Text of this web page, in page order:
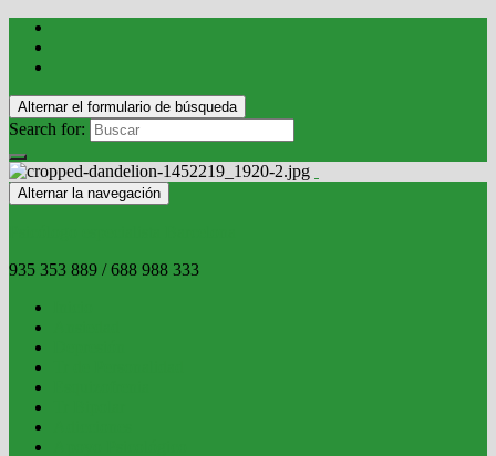
Alternar el formulario de búsqueda
Search for:
Alternar la navegación
935 353 889 / 688 988 333